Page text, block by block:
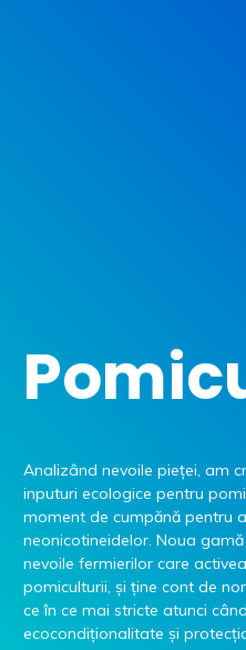
Analizând nevoile pieţei, am
inputuri ecologice pentru
moment de cumpănă pentru
neonicotineidelor. Noua
nevoile fermierilor care
pomiculturii, şi ţine cont de
ce în ce mai stricte atunci
ecocondiţionalitate şi